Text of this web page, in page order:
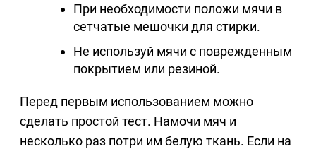
При необходимости положи мячи в
сетчатые мешочки для стирки.
Не используй мячи с поврежденным
покрытием или резиной.
Перед первым использованием можно
сделать простой тест. Намочи мяч и
несколько раз потри им белую ткань. Если на